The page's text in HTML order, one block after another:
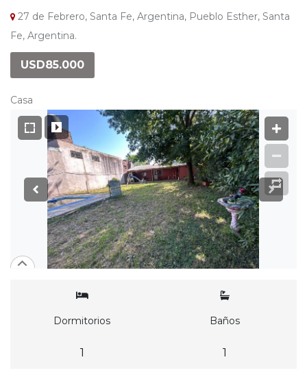
27 de Febrero, Santa Fe, Argentina, Pueblo Esther, Santa
Fe, Argentina.
USD85.000
Casa
Dormitorios
1
Baños
1